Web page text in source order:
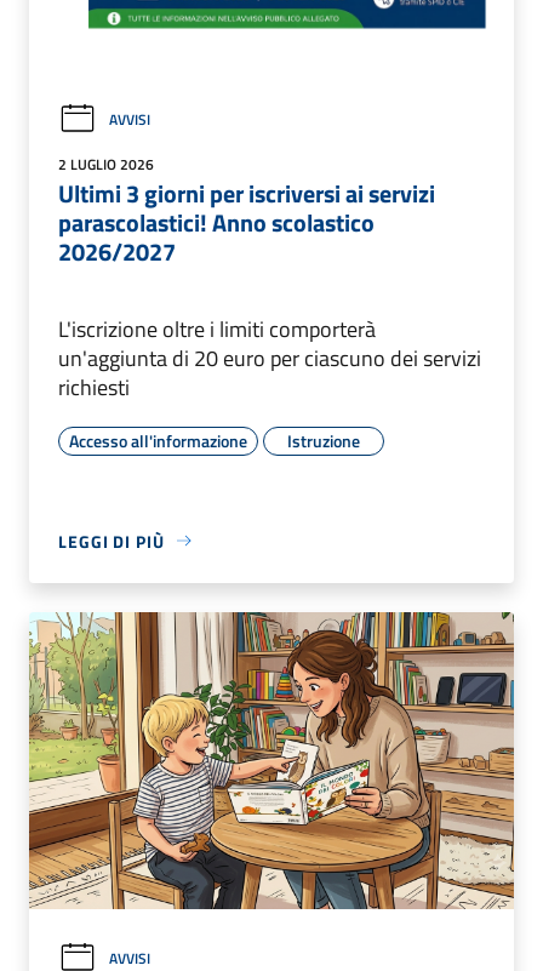
AVVISI
2 LUGLIO 2026
Ultimi 3 giorni per iscriversi ai servizi
parascolastici! Anno scolastico
2026/2027
L'iscrizione oltre i limiti comporterà
un'aggiunta di 20 euro per ciascuno dei servizi
richiesti
Accesso all'informazione Istruzione
LEGGI DI PIÙ
AVVISI